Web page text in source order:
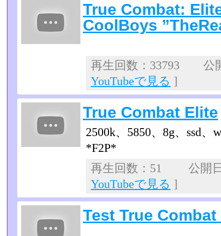
True Combat:
CoolBoys
再生回数：33793 公
YouTubeで見る ]
True Combat Elite
2500k、5850、8g、ssd、
*F2P*
再生回数：51 公開
YouTubeで見る ]
Test True